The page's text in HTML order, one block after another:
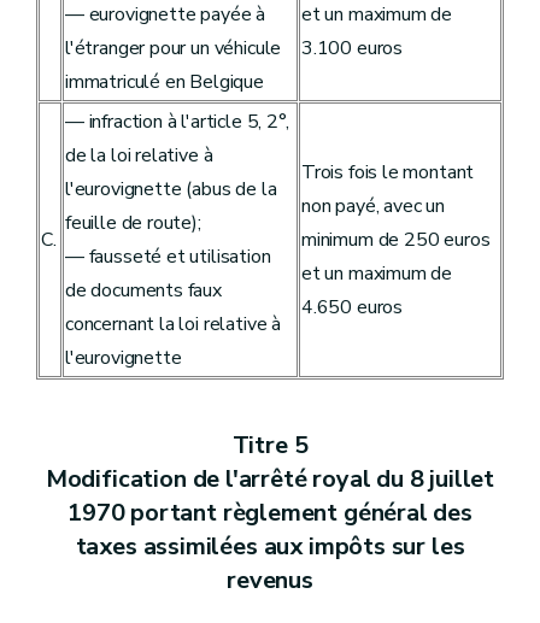
— eurovignette payée à
l'étranger pour un véhicule
immatriculé en Belgique
et un maximum de
3.100 euros
C.
— infraction à l'article 5, 2°,
de la loi relative à
l'eurovignette (abus de la
feuille de route);
— fausseté et utilisation
de documents faux
concernant la loi relative à
l'eurovignette
Trois fois le montant
non payé, avec un
minimum de 250 euros
et un maximum de
4.650 euros
Titre 5
Modification de l'arrêté royal du 8 juillet
1970 portant règlement général des
taxes assimilées aux impôts sur les
revenus